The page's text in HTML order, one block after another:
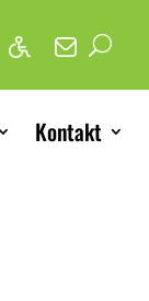
Kontakt